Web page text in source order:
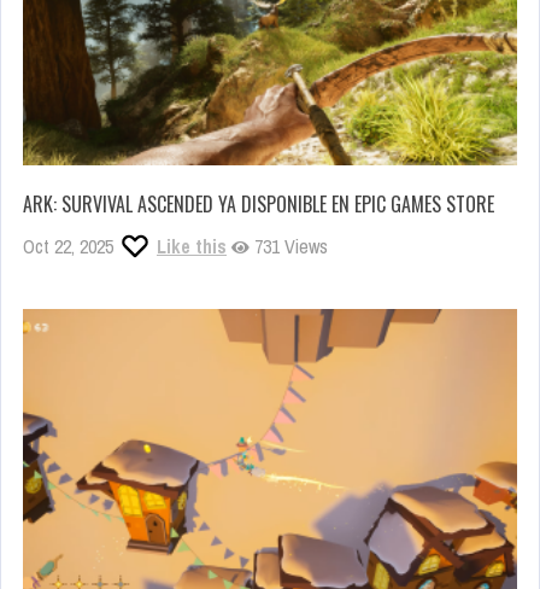
ARK: SURVIVAL ASCENDED YA DISPONIBLE EN EPIC GAMES STORE
Oct 22, 2025 Like this 731 Views